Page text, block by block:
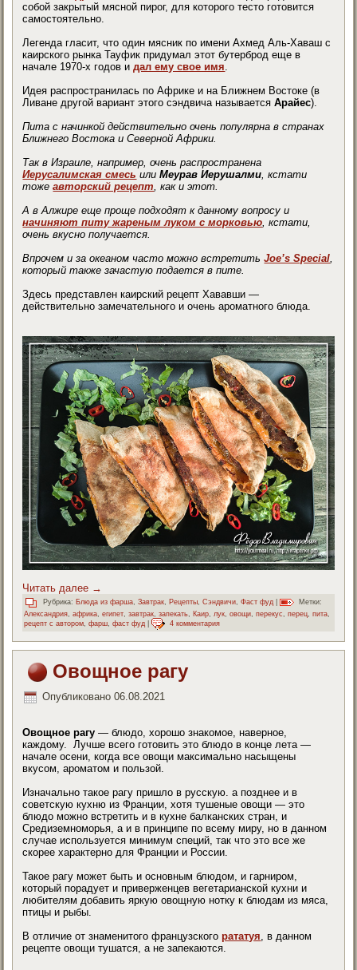
собой закрытый мясной пирог, для которого тесто готовится
самостоятельно.
Легенда гласит, что один мясник по имени Ахмед Аль-Хаваш с
каирского рынка Тауфик придумал этот бутерброд еще в
начале 1970-х годов идал ему свое имя
Идея распространилась по Африке и на Ближнем Востоке (в
Ливане другой вариант этого сэндвича называетсяАрайес).
Пита с начинкой действительно очень популярна в странах
Ближнего Востока и Северной Африки.
Так в Израиле, например, очень распространена
Иерусалимская смесь илиМеурав Иерушалми , кстати
тожеавторский рецепт , как и этот.
А в Алжире еще проще подходят к данному вопросу и
начиняют питу жареным луком с морковью , кстати,
очень вкусно получается.
Впрочем и за океаном часто можно встретитьJoe’s Special
который также зачастую подается в пите.
Здесь представлен каирский рецепт Хававши —
действительно замечательного и очень ароматного блюда.
Читать далее →
Рубрика: Блюда из фарша,Завтрак, Рецепты,Сэндвичи,Фаст фуд
Метки:
Александрия ,африка ,египет ,завтрак ,запекать Каир лук ,овощи ,перекус ,перец ,пита
рецепт с автором ,фарш ,фаст фуд | 4 комментария
Овощное рагу
Опубликовано 06.08.2021
Овощное рагу — блюдо, хорошо знакомое, наверное,
каждому. Лучше всего готовить это блюдо в конце лета —
начале осени, когда все овощи максимально насыщены
вкусом, ароматом и пользой.
Изначально такое рагу пришло в русскую. а позднее и в
советскую кухню из Франции, хотя тушеные овощи — это
блюдо можно встретить и в кухне балканских стран, и
Средиземноморья, а и в принципе по всему миру, но в данном
случае используется минимум специй, так что это все же
скорее характерно для Франции и России.
Такое рагу может быть и основным блюдом, и гарниром,
который порадует и приверженцев вегетарианской кухни и
любителям добавить яркую овощную нотку к блюдам из мяса,
птицы и рыбы.
В отличие от знаменитого французскогорататуя, в данном
рецепте овощи тушатся, а не запекаются.